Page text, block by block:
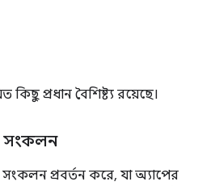
কিছু প্রধান বৈশিষ্ট্য রয়েছে।
সংকলন
প্রবর্তন করে, যা অ্যাপের